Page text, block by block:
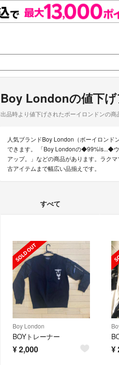
Boy Londonの値下
出品時より値下げされたボーイロンドンの商
人気ブランドBoy London（ボーイロンド
できます。 「Boy Londonの◆99%is...◆ウ
アップ。」などの商品があります。ラク
古アイテムまで幅広い品揃えです。
すべて
Boy London
BOYトレーナー
¥2,000 ¥